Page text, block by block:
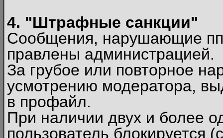
4. "Штрафные санкции"
Сообщения, нарушающие
правлены администрацией.
За грубое или повторное
усмотрению модератора,
в профайл.
При наличии двух и более
пользователь блокируется